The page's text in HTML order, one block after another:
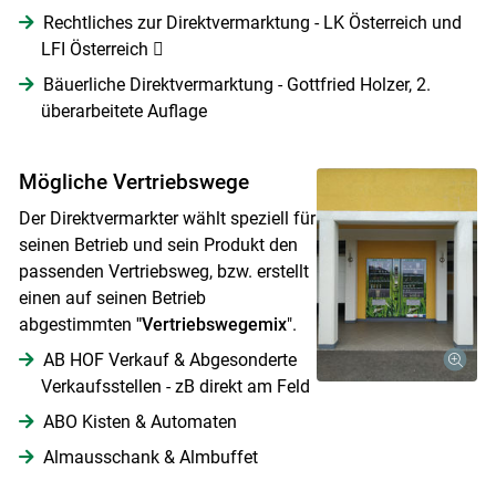
Rechtliches zur Direktvermarktung - LK Österreich und
LFI Österreich 
Bäuerliche Direktvermarktung - Gottfried Holzer, 2.
überarbeitete Auflage
Mögliche Vertriebswege
Der Direktvermarkter wählt speziell für
seinen Betrieb und sein Produkt den
passenden Vertriebsweg, bzw. erstellt
einen auf seinen Betrieb
abgestimmten "Vertriebswegemix".
AB HOF Verkauf & Abgesonderte
Verkaufsstellen - zB direkt am Feld
ABO Kisten & Automaten
Almausschank & Almbuffet